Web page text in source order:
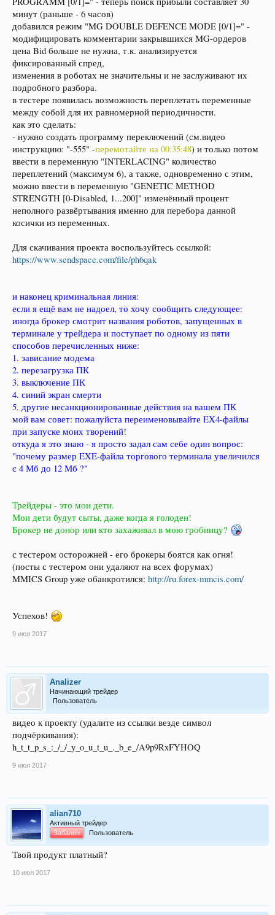
минут (раньше - 6 часов)
добавился режим "MG DOUBLE DEFENCE MODE [0/1]=" -
модифицировать комментарии закрывшихся MG-ордеров
цена Bid больше не нужна, т.к. анализируется
фиксированный спред,
изменения в роботах не значительны и не заслуживают их
подробного разбора.
в тестере появилась возможность переплетать переменные
между собой для их равномерной периодичности.
как это сделать:
- нужно создать программу переключений (см.видео
инструкцию: "-555" -перемотайте на 00:35:48) и только потом
ввести в переменную "INTERLACING" количество
переплетений (максимум 6), а также, одновременно с этим,
можно ввести в переменную "GENETIC METHOD
STRENGTH [0-Disabled, 1...200]" изменённый процент
неполного развёртывания именно для перебора данной
косички из переменных.
Для скачивания проекта воспользуйтесь ссылкой:
https://www.sendspace.com/file/ph6qak
и наконец криминальная линия:
если я ещё вам не надоел, то хочу сообщить следующее:
иногда брокер смотрит названия роботов, запущенных в
терминале у трейдера и поступает по одному из пяти
способов перечисленных ниже:
1. зависание модема
2. перезагрузка ПК
3. выключение ПК
4. синий экран смерти
5. другие несанкционированные действия на вашем ПК
мой вам совет: пожалуйста переименовывайте EX4-файлы
при запуске моих творений!
откуда я это знаю - я просто задал сам себе один вопрос:
"почему размер EXE-файла торгового терминала увеличился
с 4 Мб до 12 Мб ?"
Трейдеры - это мои дети.
Мои дети будут сыты, даже когда я голоден!
Брокер не донор или кто захаживал в мою гробницу?
с тестером осторожней - его брокеры боятся как огня!
(посты с тестером они удаляют на всех форумах)
MMICS Group уже обанкротился: http://ru.forex-mmcis.com/
Успехов!
9 июл 2017
Analizer
Начинающий трейдер
Пользователь
видео к проекту (удалите из ссылки везде символ
подчёркивания):
h_t_t_p_s_:_/_/_y_o_u_t_u_._b_e_/A9p9RxFYHOQ
9 июл 2017
alian710
Активный трейдер
Забанен
Пользователь
Твой продукт платный?
10 июл 2017